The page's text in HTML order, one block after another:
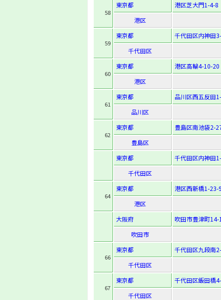
58
東京都
港区芝大門1-4-8
港区
59
東京都
千代田区内神田
千代田区
60
東京都
港区高輪4-10-20
港区
61
東京都
品川区西五反田
品川区
62
東京都
豊島区南池袋2-
豊島区
東京都
千代田区内神田
千代田区
64
東京都
港区西新橋1-23-
港区
大阪府
吹田市豊津町14-
吹田市
66
東京都
千代田区九段南
千代田区
67
東京都
千代田区飯田橋
千代田区